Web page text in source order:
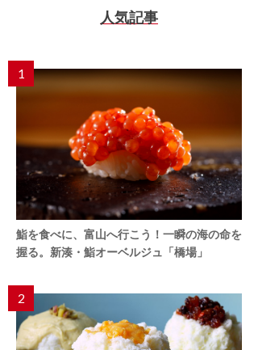
人気記事
1
鮨を食べに、富山へ行こう！一瞬の海の命を
握る。新湊・鮨オーベルジュ「橋場」
2